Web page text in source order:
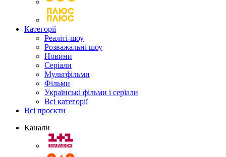
Категорії
Реаліті-шоу
Розважальні шоу
Новини
Серіали
Мультфільми
Фільми
Українські фільми і серіали
Всі категорії
Всі проєкти
Канали